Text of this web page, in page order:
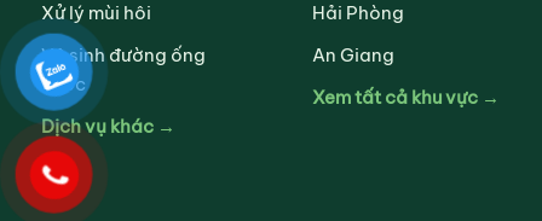
Xử lý mùi hôi
Vệ sinh đường ống
nước
Dịch vụ khác →
Hải Phòng
An Giang
Xem tất cả khu vực →